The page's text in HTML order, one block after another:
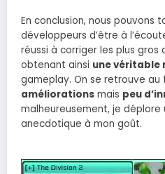
En conclusion, nous pouvons
développeurs d’être à
réussi à corriger les plus
obtenant ainsi une véritable
gameplay. On se retrouve au
améliorations mais peu
malheureusement, je
anecdotique à mon goût.